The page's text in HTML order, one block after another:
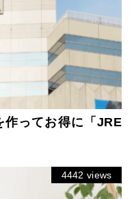
ってお得に「JRE
4442 views